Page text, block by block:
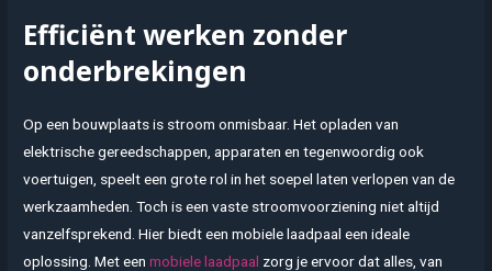
Efficiënt werken zonder
onderbrekingen
Op een bouwplaats is stroom onmisbaar. Het opladen van
elektrische gereedschappen, apparaten en tegenwoordig ook
voertuigen, speelt een grote rol in het soepel laten verlopen van de
werkzaamheden. Toch is een vaste stroomvoorziening niet altijd
vanzelfsprekend. Hier biedt een mobiele laadpaal een ideale
oplossing. Met eenmobiele laadpaal zorg je ervoor dat alles, van